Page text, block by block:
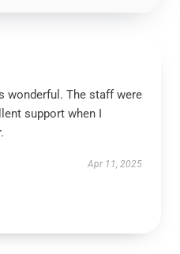
wonderful. The staff were
support when I
Apr 11, 2025